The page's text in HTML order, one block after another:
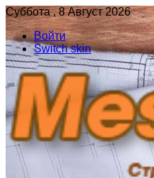
Суббота , 8 Август 2026
Войти
Switch skin